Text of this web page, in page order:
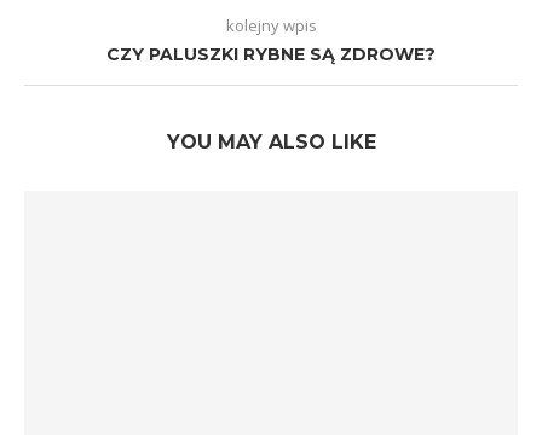
kolejny wpis
CZY PALUSZKI RYBNE SĄ ZDROWE?
YOU MAY ALSO LIKE